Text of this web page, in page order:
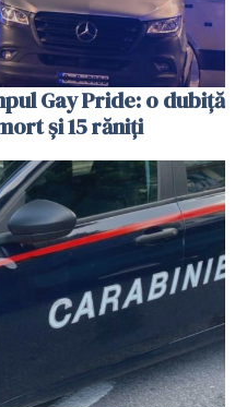
Gay Pride: o dubiță
și 15 răniți